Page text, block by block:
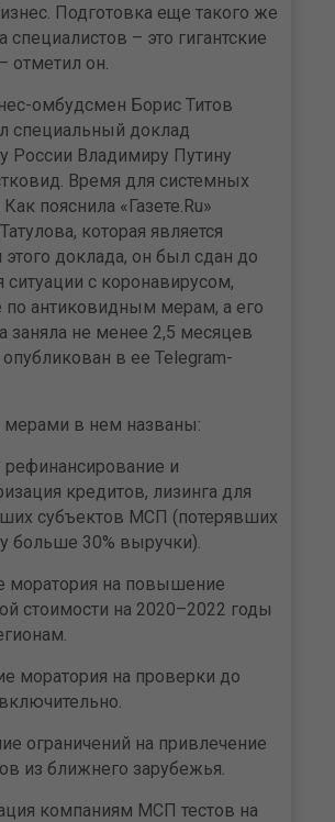
Подготовка еще такого же
специалистов – это гигантские
отметил он.
омбудсмен Борис Титов
специальный доклад
России Владимиру Путину
Время для системных
пояснила «Газете.Ru»
которая является
этого доклада, он был сдан до
с коронавирусом,
по антиковидным мерам, а его
заняла не менее 2,5 месяцев
в ее Telegram-
в нем названы:
рефинансирование и
кредитов, лизинга для
субъектов МСП (потерявших
больше 30% выручки).
моратория на повышение
стоимости на 2020–2022 годы
моратория на проверки до
ограничений на привлечение
из ближнего зарубежья.
компаниям МСП тестов на